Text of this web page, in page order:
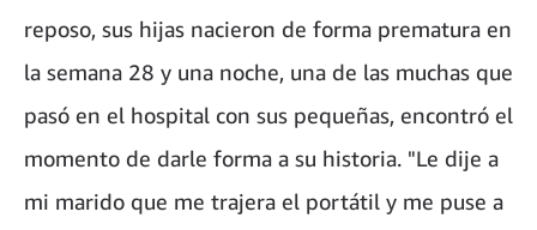
reposo, sus hijas nacieron de forma prematura en
la semana 28 y una noche, una de las muchas que
pasó en el hospital con sus pequeñas, encontró el
momento de darle forma a su historia. "Le dije a
mi marido que me trajera el portátil y me puse a